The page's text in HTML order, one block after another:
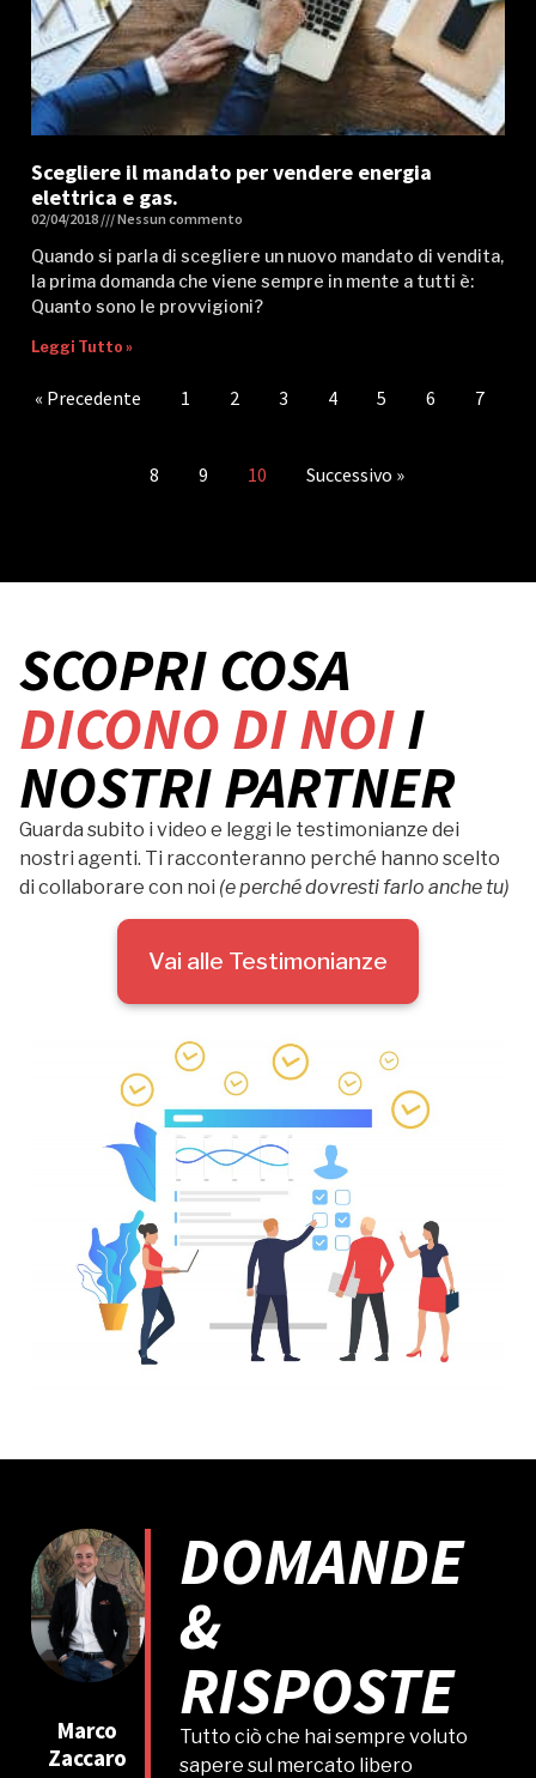
Scegliere il mandato per vendere energia
elettrica e gas.
02/04/2018 Nessun commento
Quando si parla di scegliere un nuovo mandato di vendita,
la prima domanda che viene sempre in mente a tutti è:
Quanto sono le provvigioni?
Leggi Tutto »
« Precedente 1 2 3 4 5 6 7
8 9 10 Successivo »
SCOPRI COSA
DICONO DI NOII
NOSTRI PARTNER
Guarda subito i video e leggi le testimonianze dei
nostri agenti. Ti racconteranno perché hanno scelto
di collaborare con noi (e perché dovresti farlo anche tu)
Vai alle Testimonianze
Marco
Zaccaro
DOMANDE
&
RISPOSTE
Tutto ciò che hai sempre voluto
sapere sul mercato libero